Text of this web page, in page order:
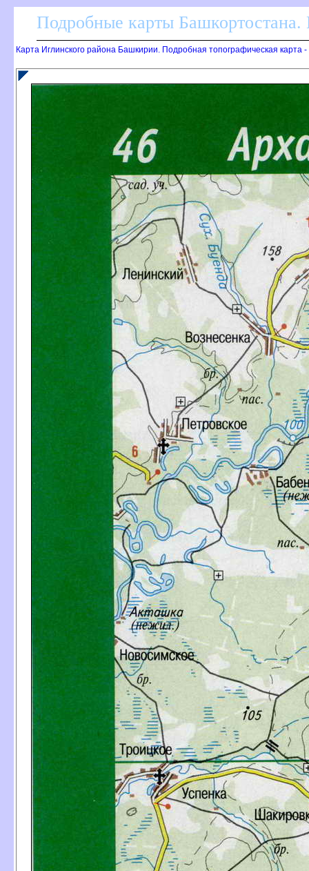
Подробные карты
Карта Иглинского района Башкирии. Подробная топографическая карта